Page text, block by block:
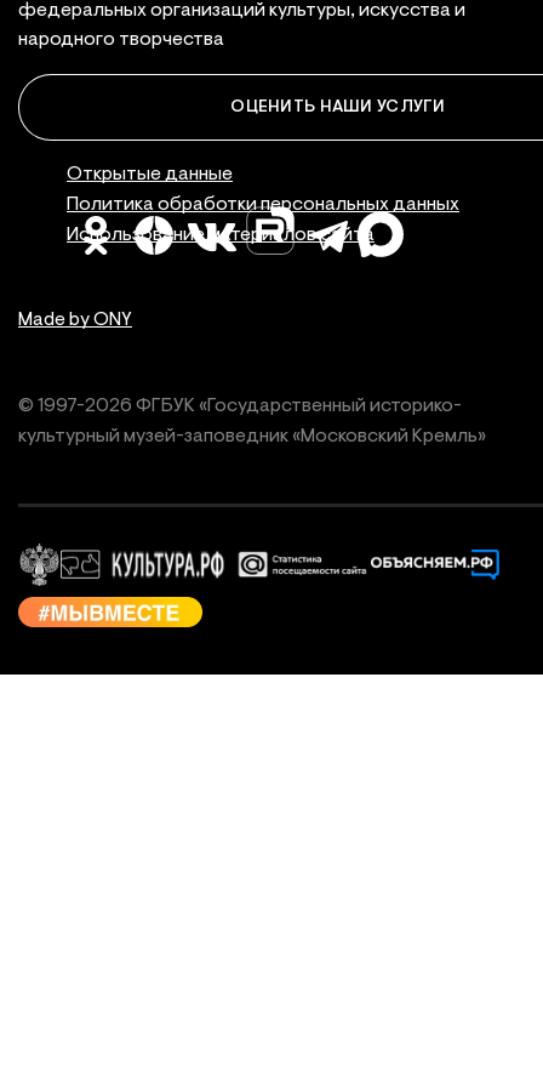
федеральных организаций культуры, искусства и
народного творчества
ОЦЕНИТЬ НАШИ УСЛУГИ
Made by ONY
© 1997-2026 ФГБУК «Государственный историко-
культурный музей-заповедник «Московский Кремль»
Правовая
Открытые данные
Политика обработки персональных данных
Использование материалов сайта